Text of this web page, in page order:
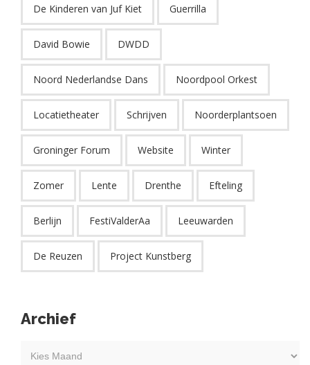
De Kinderen van Juf Kiet Guerrilla
David Bowie DWDD
Noord Nederlandse Dans Noordpool Orkest
Locatietheater Schrijven Noorderplantsoen
Groninger Forum Website Winter
Zomer Lente Drenthe Efteling
Berlijn FestiValderAa Leeuwarden
De Reuzen Project Kunstberg
Archief